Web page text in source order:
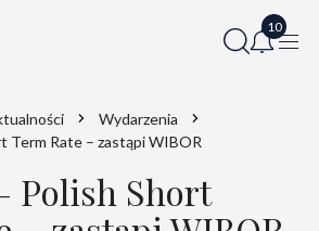
Wydarzenia
Term Rate – zastąpi WIBOR
Polish Short